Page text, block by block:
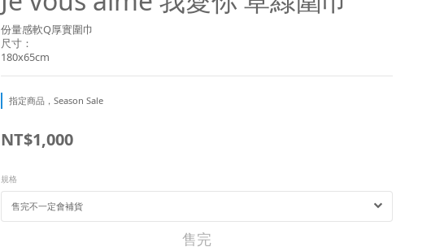
份量感軟Q厚實圍巾
尺寸：
180x65cm
指定商品，Season Sale
NT$1,000
規格
售完